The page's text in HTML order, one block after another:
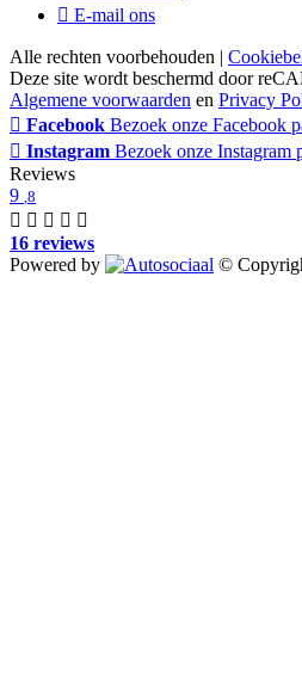
E-mail ons
Alle rechten voorbehouden |
Deze site wordt beschermd door
Algemene voorwaarden en Privacy
Facebook Bezoek onze Facebook
Instagram Bezoek onze Instagram
Reviews
9 ,8
16 reviews
Powered by
©